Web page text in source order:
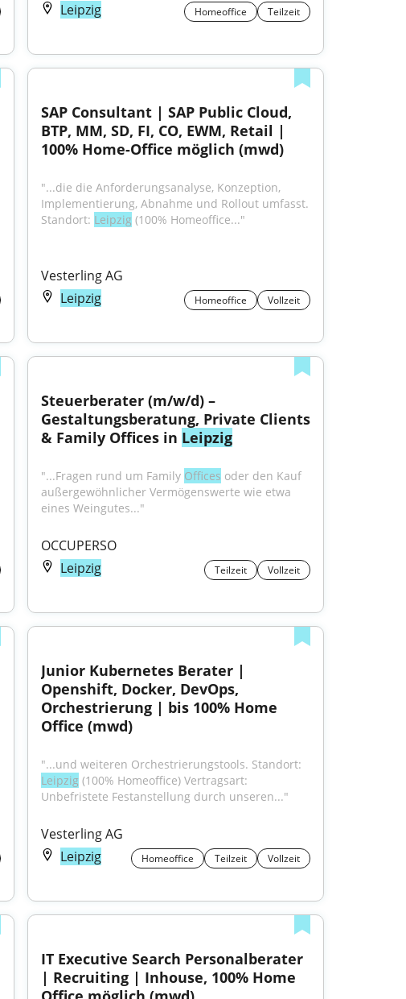
Leipzig
Homeoffice Teilzeit
SAP Consultant | SAP Public Cloud,
BTP, MM, SD, FI, CO, EWM, Retail |
100% Home-Office möglich (mwd)
"...die die Anforderungsanalyse, Konzeption,
Implementierung, Abnahme und Rollout umfasst.
Standort: Leipzig (100% Homeoffice..."
Vesterling AG
Leipzig
Homeoffice Vollzeit
Steuerberater (m/w/d) –
Gestaltungsberatung, Private Clients
& Family Offices in Leipzig
"...Fragen rund um Family Offices oder den Kauf
außergewöhnlicher Vermögenswerte wie etwa
eines Weingutes..."
OCCUPERSO
Leipzig
Teilzeit Vollzeit
Junior Kubernetes Berater |
Openshift, Docker, DevOps,
Orchestrierung | bis 100% Home
Office (mwd)
Leipzig (100% Homeoffice) Vertragsart:
Unbefristete Festanstellung durch unseren..."
Vesterling AG
Leipzig
Homeoffice Teilzeit Vollzeit
IT Executive Search Personalberater
| Recruiting | Inhouse, 100% Home